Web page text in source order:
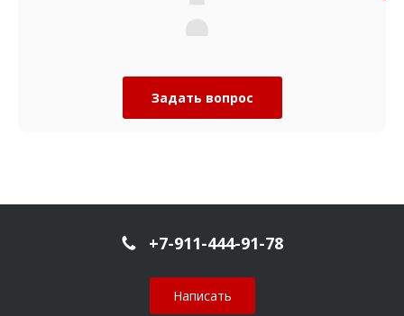
Задать вопрос
+7-911-444-91-78
Написать